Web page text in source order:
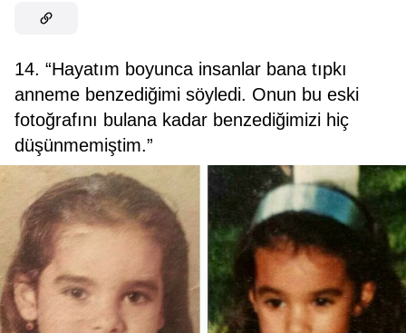
14. “Hayatım boyunca insanlar bana tıpkı
anneme benzediğimi söyledi. Onun bu eski
fotoğrafını bulana kadar benzediğimizi hiç
düşünmemiştim.”